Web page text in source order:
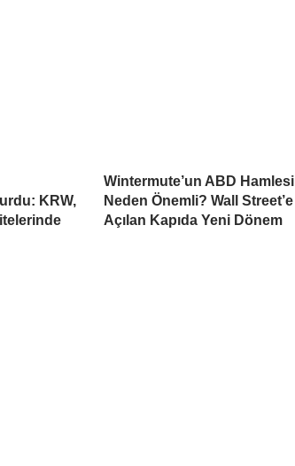
KRW,
Wintermute’un ABD Hamlesi
Neden Önemli? Wall Street’e
Açılan Kapıda Yeni Dönem